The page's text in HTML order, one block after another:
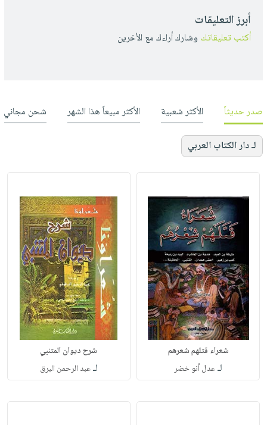
أبرز التعليقات
أكتب تعليقاتك وشارك أراءك مع الأخرين
صدر حديثاً الأكثر شعبية الأكثر مبيعاً هذا الشهر شحن مجاني
لـ دار الكتاب العربي
شعراء قتلهم شعرهم
لـعدل أنو خضر
شرح ديوان المتنبي
لـعبد الرحمن البرق